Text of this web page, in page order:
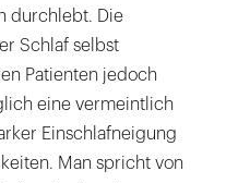
durchlebt. Die
Schlaf selbst
Patienten jedoch
eine vermeintlich
Einschlafneigung
Man spricht von